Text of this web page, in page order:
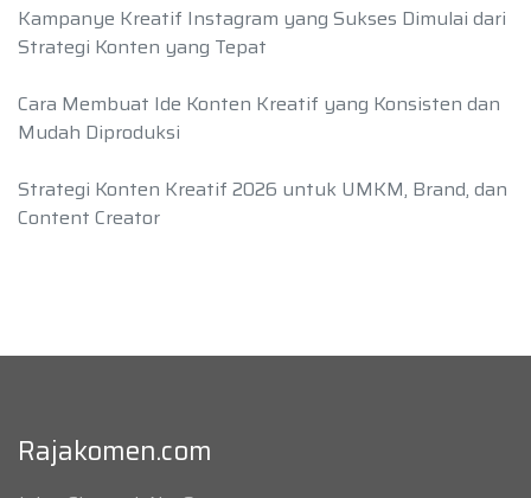
Kampanye Kreatif Instagram yang Sukses Dimulai dari
Strategi Konten yang Tepat
Cara Membuat Ide Konten Kreatif yang Konsisten dan
Mudah Diproduksi
Strategi Konten Kreatif 2026 untuk UMKM, Brand, dan
Content Creator
Rajakomen.com